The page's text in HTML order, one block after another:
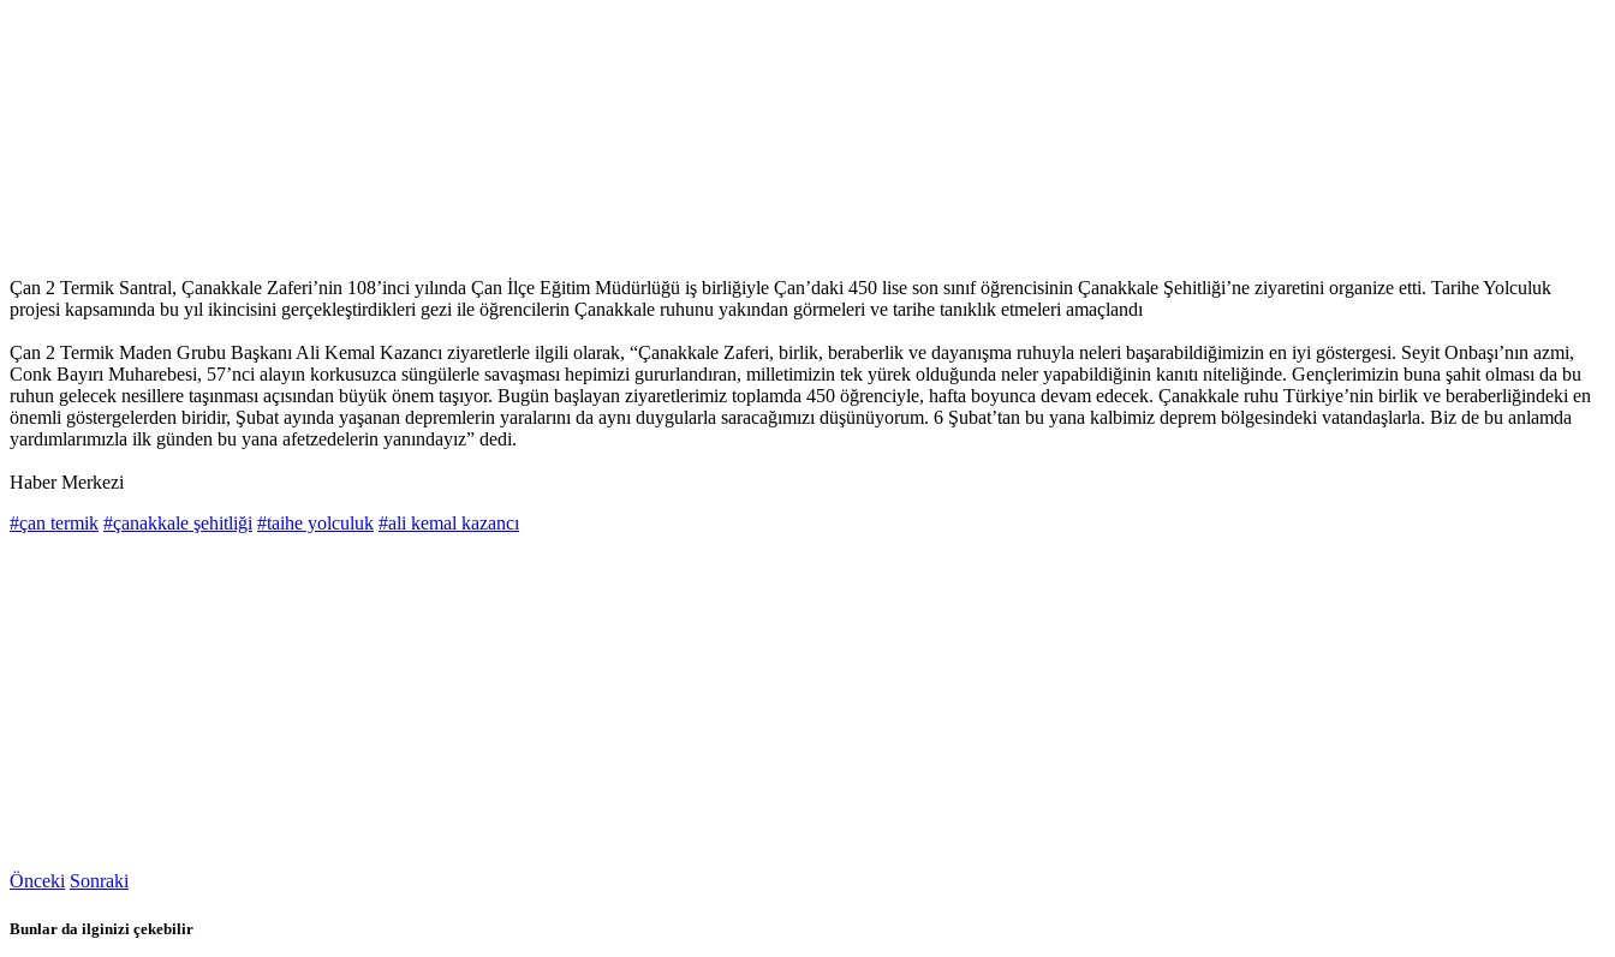
Çan 2 Termik Santral, Çanakkale Zaferi’nin 108’inci yılında Çan İlçe Eğitim Müdürlüğü iş birliğiyle Çan’daki 450 lise son sınıf öğrencisinin Çanakkale Şehitliği’ne ziyaretini organize etti. Tarihe Yolculuk
projesi kapsamında bu yıl ikincisini gerçekleştirdikleri gezi ile öğrencilerin Çanakkale ruhunu yakından görmeleri ve tarihe tanıklık etmeleri amaçlandı
Çan 2 Termik Maden Grubu Başkanı Ali Kemal Kazancı ziyaretlerle ilgili olarak, “Çanakkale Zaferi, birlik, beraberlik ve dayanışma ruhuyla neleri başarabildiğimizin en iyi göstergesi. Seyit Onbaşı’nın azmi,
Conk Bayırı Muharebesi, 57’nci alayın korkusuzca süngülerle savaşması hepimizi gururlandıran, milletimizin tek yürek olduğunda neler yapabildiğinin kanıtı niteliğinde. Gençlerimizin buna şahit olması da bu
ruhun gelecek nesillere taşınması açısından büyük önem taşıyor. Bugün başlayan ziyaretlerimiz toplamda 450 öğrenciyle, hafta boyunca devam edecek. Çanakkale ruhu Türkiye’nin birlik ve beraberliğindeki en
önemli göstergelerden biridir, Şubat ayında yaşanan depremlerin yaralarını da aynı duygularla saracağımızı düşünüyorum. 6 Şubat’tan bu yana kalbimiz deprem bölgesindeki vatandaşlarla. Biz de bu anlamda
yardımlarımızla ilk günden bu yana afetzedelerin yanındayız” dedi.
Haber Merkezi
#çan termik #çanakkale şehitliği #taihe yolculuk #ali kemal kazancı
Önceki Sonraki
Bunlar da ilginizi çekebilir